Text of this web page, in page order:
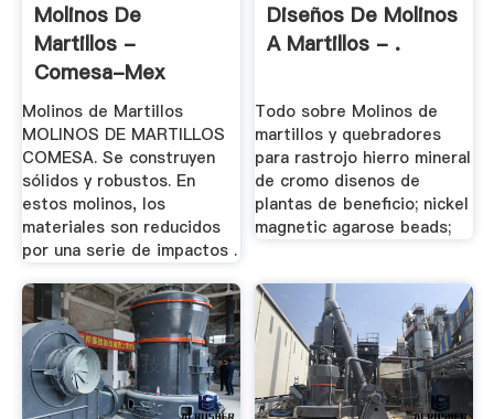
Molinos De
Martillos -
Comesa-Mex
Molinos de Martillos
MOLINOS DE MARTILLOS
COMESA. Se construyen
sólidos y robustos. En
estos molinos, los
materiales son reducidos
por una serie de impactos .
Diseños De Molinos
A Martillos - .
Todo sobre Molinos de
martillos y quebradores
para rastrojo hierro mineral
de cromo disenos de
plantas de beneficio; nickel
magnetic agarose beads;